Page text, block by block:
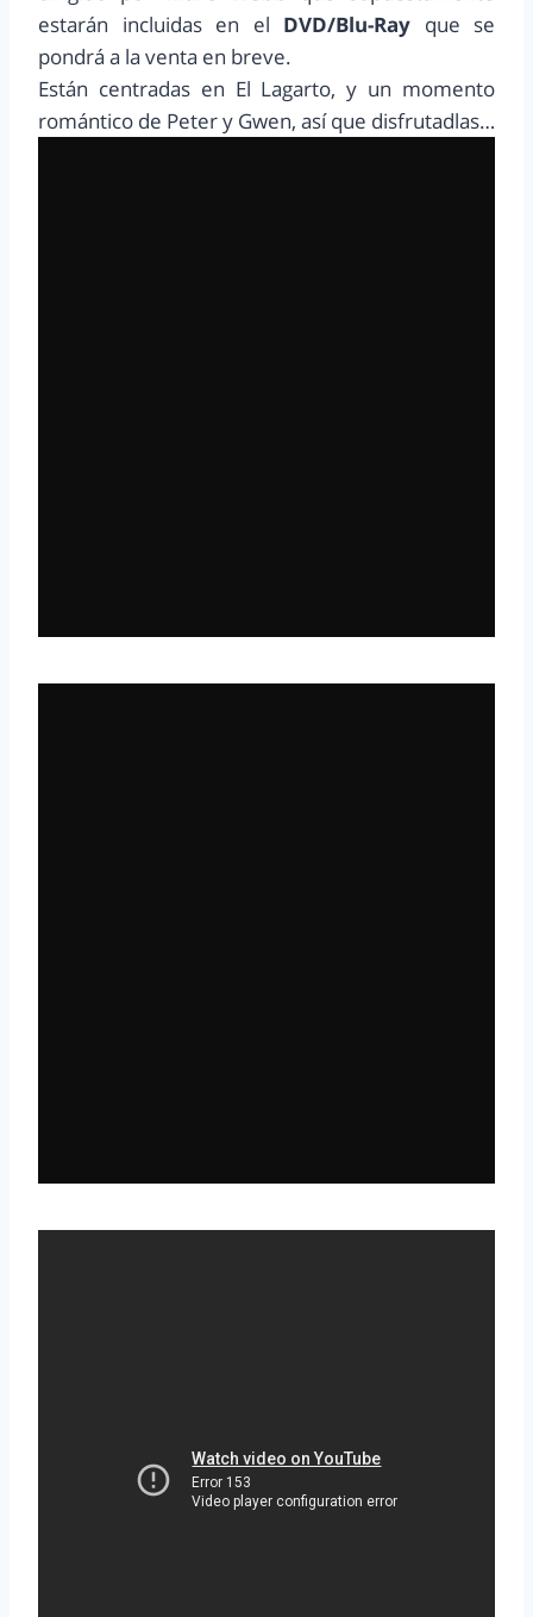
estarán incluidas en el DVD/Blu-Ray que se
pondrá a la venta en breve.
Están centradas en El Lagarto, y un momento
romántico de Peter y Gwen, así que disfrutadlas…